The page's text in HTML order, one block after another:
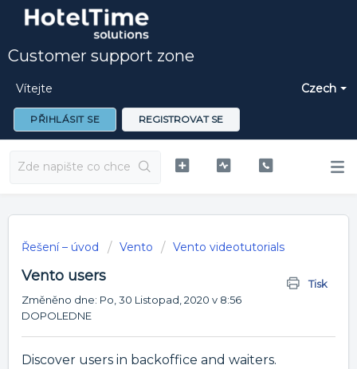
Customer support zone
Czech
Vítejte
PŘIHLÁSIT SE REGISTROVAT SE
Řešení – úvod Vento Vento videotutorials
Vento users
Tisk
Změněno dne: Po, 30 Listopad, 2020 v 8:56
DOPOLEDNE
Discover users in backoffice and waiters.